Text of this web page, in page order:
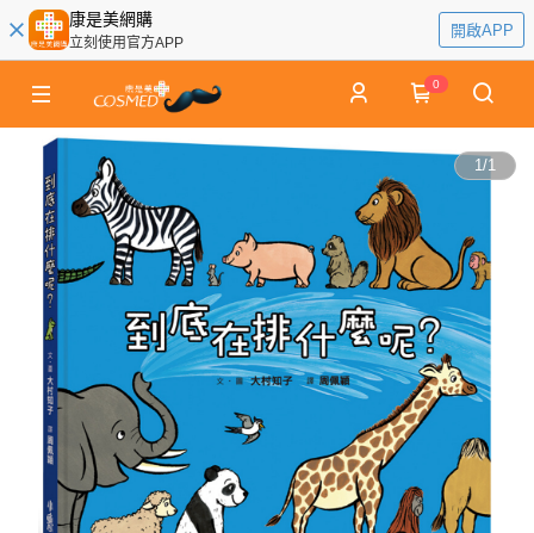
康是美網購
立刻使用官方APP
開啟APP
0
1/1